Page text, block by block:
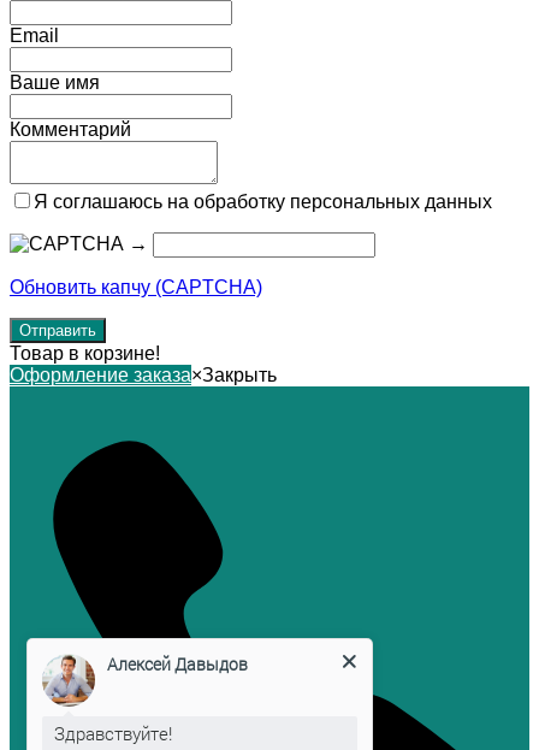
Email
Ваше имя
Комментарий
Я соглашаюсь на обработку персональных данных
→
Обновить капчу (CAPTCHA)
Товар в корзине!
Оформление заказа×Закрыть
Алексей Давыдов
Здравствуйте!